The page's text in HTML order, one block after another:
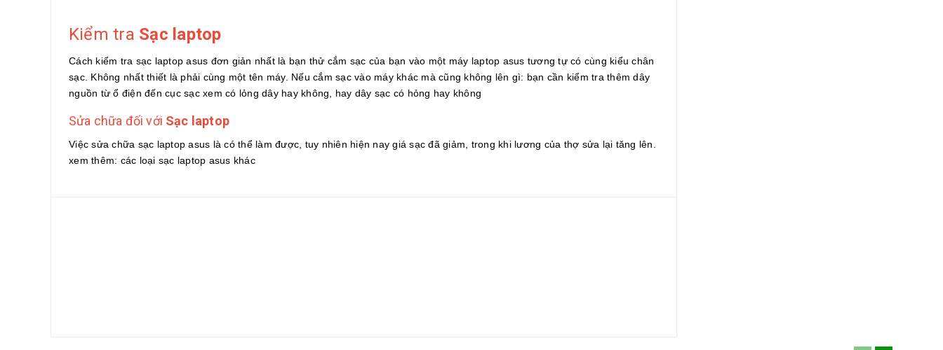
Kiểm tra Sạc laptop
Cách kiểm tra sạc laptop asus đơn giản nhất là bạn thử cắm sạc của bạn vào một máy laptop asus tương tự có cùng kiểu chân
sạc. Không nhất thiết là phải cùng một tên máy. Nếu cắm sạc vào máy khác mà cũng không lên gì: bạn cần kiểm tra thêm dây
nguồn từ ổ điện đến cục sạc xem có lỏng dây hay không, hay dây sạc có hỏng hay không
Sửa chữa đối với Sạc laptop
Việc sửa chữa sạc laptop asus là có thể làm được, tuy nhiên hiện nay giá sạc đã giảm, trong khi lương của thợ sửa lại tăng lên.
xem thêm: các loại sạc laptop asus khác